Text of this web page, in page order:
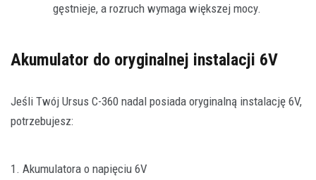
gęstnieje, a rozruch wymaga większej mocy.
Akumulator do oryginalnej instalacji 6V
Jeśli Twój Ursus C-360 nadal posiada oryginalną instalację 6V,
potrzebujesz:
1. Akumulatora o napięciu 6V